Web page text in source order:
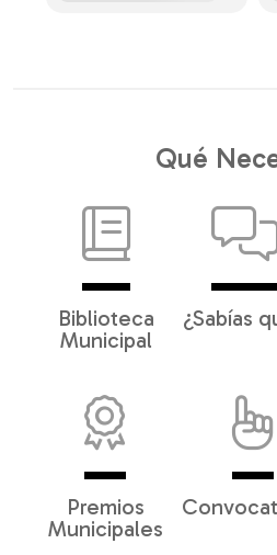
Qué
Biblioteca
Municipal
¿Sabías
Premios
Municipales